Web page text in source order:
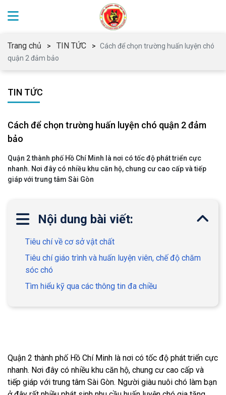
Trang chủ TIN TỨC
Cách để chọn trường huấn luyện chó
quận 2 đảm bảo
TIN TỨC
Cách để chọn trường huấn luyện chó quận 2 đảm
bảo
Quận 2 thành phố Hồ Chí Minh là nơi có tốc độ phát triển cực
nhanh. Nơi đây có nhiều khu căn hộ, chung cư cao cấp và tiếp
giáp với trung tâm Sài Gòn
Nội dung bài viết:
Tiêu chí về cơ sở vật chất
Tiêu chí giáo trình và huấn luyện viên, chế độ chăm
sóc chó
Tìm hiểu kỹ qua các thông tin đa chiều
Quận 2 thành phố Hồ Chí Minh là nơi có tốc độ phát triển cực
nhanh. Nơi đây có nhiều khu căn hộ, chung cư cao cấp và
tiếp giáp với trung tâm Sài Gòn. Người giàu nuôi chó làm bạn